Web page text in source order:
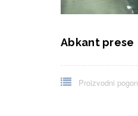
Abkant prese
Proizvodni pogon